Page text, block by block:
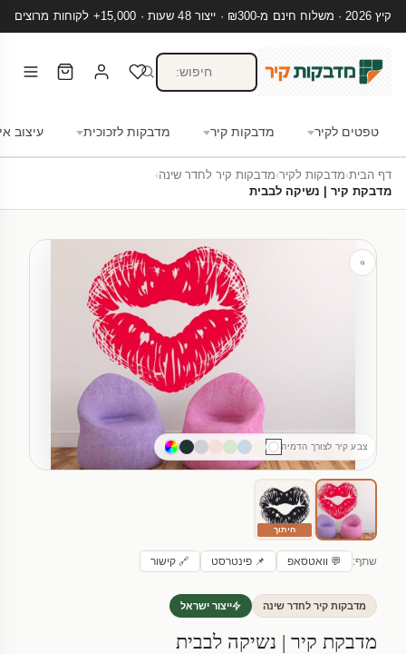
קיץ 2026 · משלוח חינם מ-₪300 · ייצור 48 שעות · 15,000+ לקוחות מרוצים
טפטים לקיר מדבקות קיר מדבקות לזכוכית עיצוב
דף הבית›מדבקות לקיר›מדבקות קיר לחדר שינה›
מדבקת קיר | נשיקה לבבית
צבע קיר לצורך הדמיה
חיתוך
שתף: 💬 וואטסאפ 📌 פינטרסט 🔗 קישור
מדבקות קיר לחדר שינה ייצור ישראל
מדבקת קיר | נשיקה לבבית